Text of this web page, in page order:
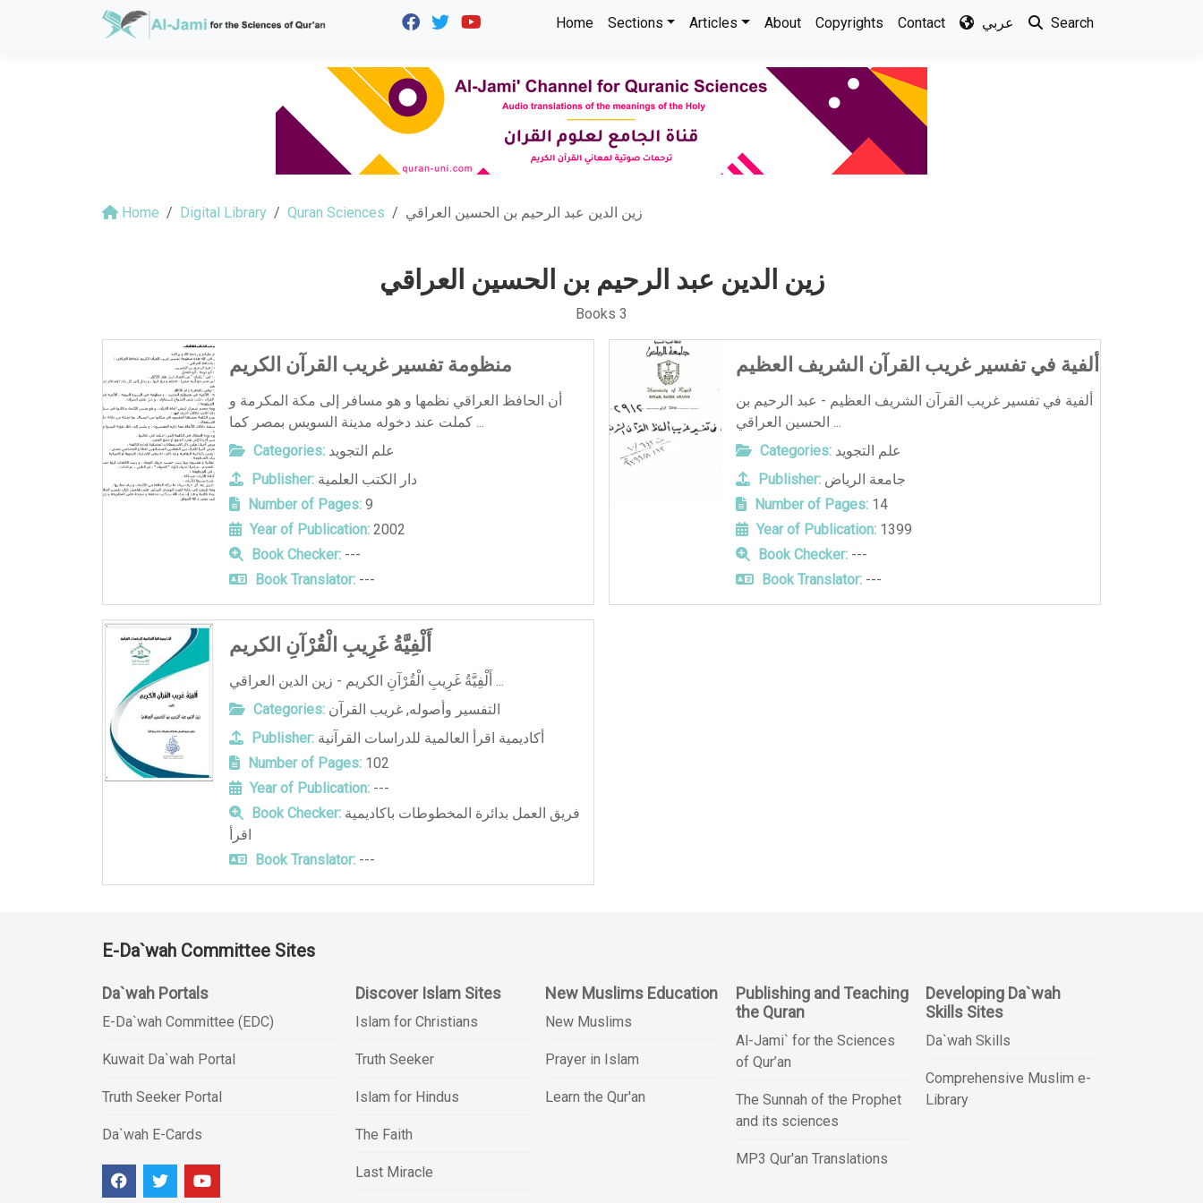
Home Sections Articles About Copyrights Contact عربي Search
Home Digital Library Quran Sciences زين الدين عبد الرحيم بن الحسين العراقي
زين الدين عبد الرحيم بن الحسين العراقي
Books 3
منظومة تفسير غريب القرآن الكريم
أن الحافظ العراقي نظمها و هو مسافر إلى مكة المكرمة و
كملت عند دخوله مدينة السويس بمصر كما ...
Categories: علم التجويد
Publisher: دار الكتب العلمية
Number of Pages: 9
Year of Publication: 2002
Book Checker: ---
Book Translator: ---
ألفية في تفسير غريب القرآن الشريف العظيم
ألفية في تفسير غريب القرآن الشريف العظيم - عبد الرحيم بن
الحسين العراقي ...
Categories: علم التجويد
Publisher: جامعة الرياض
Number of Pages: 14
Year of Publication: 1399
Book Checker: ---
Book Translator: ---
أَلْفِيَّةُ غَرِيبِ الْقُرْآنِ الكريم
أَلْفِيَّةُ غَرِيبِ الْقُرْآنِ الكريم - زين الدين العراقي ...
Categories:
التفسير وأصوله, غريب القرآن
Publisher: أكاديمية اقرأ العالمية للدراسات القرآنية
Number of Pages: 102
Year of Publication: ---
Book Checker:
اقرأ
Book Translator: ---
E-Da`wah Committee Sites
Da`wah Portals
E-Da`wah Committee (EDC)
Kuwait Da`wah Portal
Truth Seeker Portal
Da`wah E-Cards
Discover Islam Sites
Islam for Christians
Truth Seeker
Islam for Hindus
The Faith
Last Miracle
New Muslims Education
New Muslims
Prayer in Islam
Learn the Qur'an
Publishing and Teaching
the Quran
Al-Jami` for the Sciences
of Qur’an
The Sunnah of the Prophet
and its sciences
MP3 Qur'an Translations
Developing Da`wah
Skills Sites
Da`wah Skills
Comprehensive Muslim e-
Library